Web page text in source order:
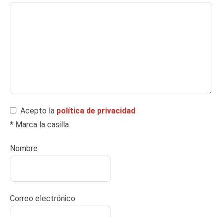
Acepto la política de privacidad
* Marca la casilla
Nombre
Correo electrónico